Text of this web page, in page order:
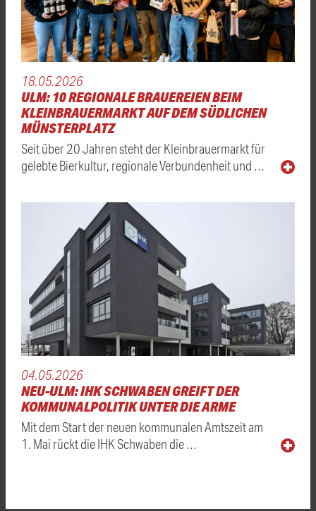
18.05.2026
ULM: 10 REGIONALE BRAUEREIEN BEIM
KLEINBRAUERMARKT AUF DEM SÜDLICHEN
MÜNSTERPLATZ
Seit über 20 Jahren steht der Kleinbrauermarkt für
gelebte Bierkultur, regionale Verbundenheit und …
04.05.2026
NEU-ULM: IHK SCHWABEN GREIFT DER
KOMMUNALPOLITIK UNTER DIE ARME
Mit dem Start der neuen kommunalen Amtszeit am
1. Mai rückt die IHK Schwaben die …